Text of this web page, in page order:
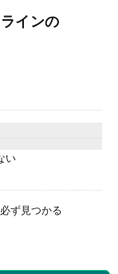
インの
い
ず見つかる